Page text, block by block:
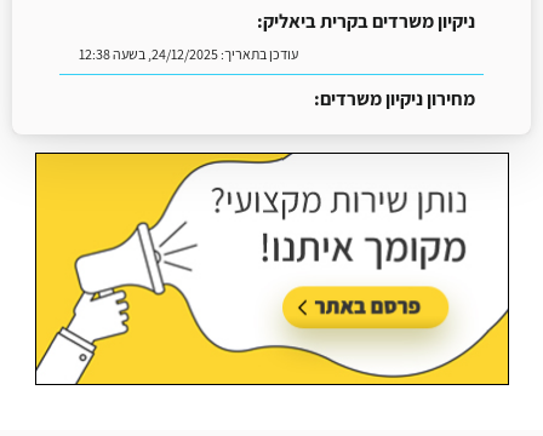
ניקיון משרדים בקרית ביאליק:
עודכן בתאריך:24/12/2025, בשעה 12:38
מחירון ניקיון משרדים:
עודכן בתאריך:18/05/2026, בשעה 13:13